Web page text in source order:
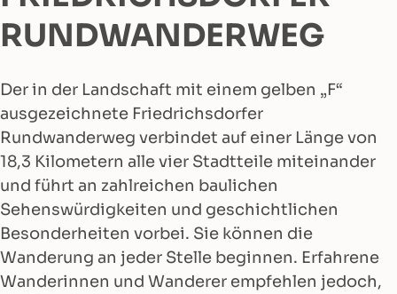
RUNDWANDERWEG
Der in der Landschaft mit einem gelben „F“
ausgezeichnete Friedrichsdorfer
Rundwanderweg verbindet auf einer Länge von
18,3 Kilometern alle vier Stadtteile miteinander
und führt an zahlreichen baulichen
Sehenswürdigkeiten und geschichtlichen
Besonderheiten vorbei. Sie können die
Wanderung an jeder Stelle beginnen. Erfahrene
Wanderinnen und Wanderer empfehlen jedoch,